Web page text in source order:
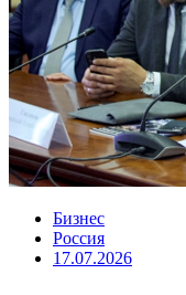
Бизнес
Россия
17.07.2026